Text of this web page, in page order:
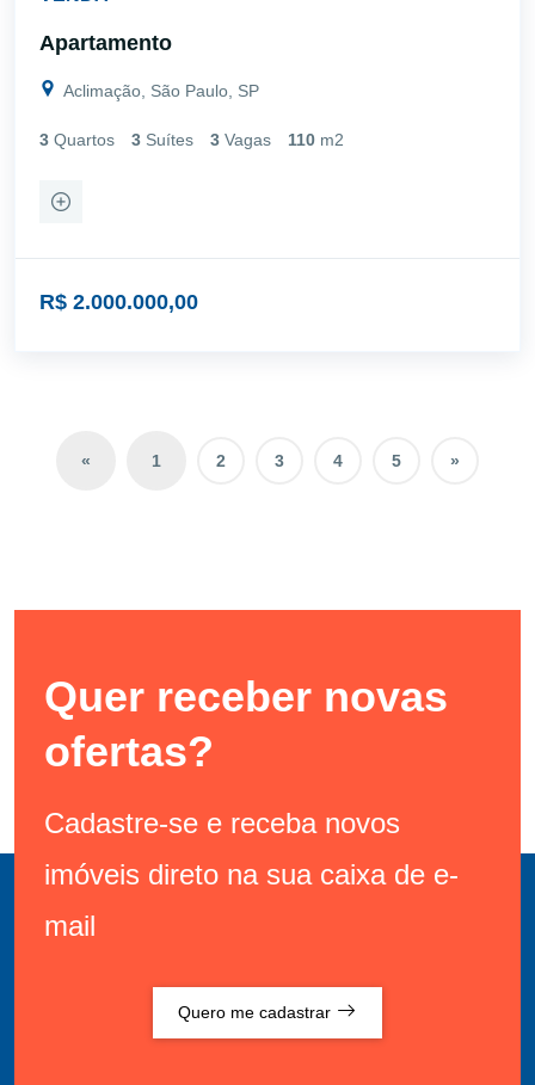
Apartamento
Aclimação, São Paulo, SP
3 Quartos 3 Suítes 3 Vagas 110 m2
R$ 2.000.000,00
« 1 2 3 4 5 »
Quer receber novas
ofertas?
Cadastre-se e receba novos
imóveis direto na sua caixa de e-
mail
Quero me cadastrar